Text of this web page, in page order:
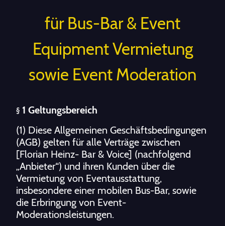
für Bus-Bar & Event
Equipment Vermietung
sowie Event Moderation
§ 1 Geltungsbereich
(1) Diese Allgemeinen Geschäftsbedingungen
(AGB) gelten für alle Verträge zwischen
[Florian Heinz- Bar & Voice] (nachfolgend
„Anbieter“) und ihren Kunden über die
Vermietung von Eventausstattung,
insbesondere einer mobilen Bus-Bar, sowie
die Erbringung von Event-
Moderationsleistungen.